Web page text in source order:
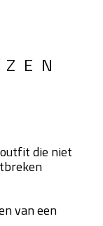
die niet
van een